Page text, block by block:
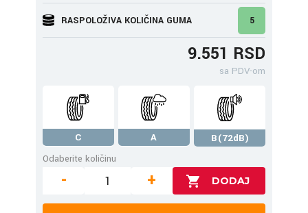
RASPOLOŽIVA KOLIČINA GUMA 5
9.551 RSD
sa PDV-om
C A
B(72dB)
Odaberite količinu
- +